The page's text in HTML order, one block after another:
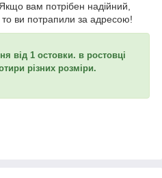
вам потрібен надійний,
то ви потрапили за адресою!
від 1 остовки. в ростовці
різних розміри.